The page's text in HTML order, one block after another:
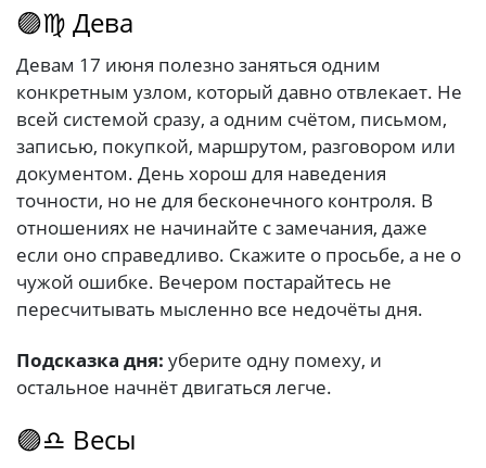
🟣♍ Дева
Девам 17 июня полезно заняться одним
конкретным узлом, который давно отвлекает. Не
всей системой сразу, а одним счётом, письмом,
записью, покупкой, маршрутом, разговором или
документом. День хорош для наведения
точности, но не для бесконечного контроля. В
отношениях не начинайте с замечания, даже
если оно справедливо. Скажите о просьбе, а не о
чужой ошибке. Вечером постарайтесь не
пересчитывать мысленно все недочёты дня.
Подсказка дня: уберите одну помеху, и
остальное начнёт двигаться легче.
🟣♎ Весы